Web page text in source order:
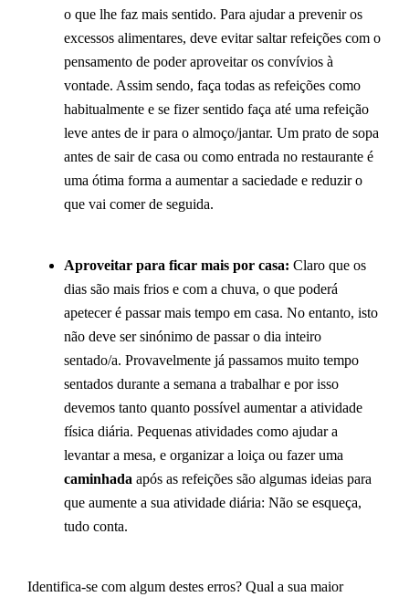
o que lhe faz mais sentido. Para ajudar a prevenir os
excessos alimentares, deve evitar saltar refeições com o
pensamento de poder aproveitar os convívios à
vontade. Assim sendo, faça todas as refeições como
habitualmente e se fizer sentido faça até uma refeição
leve antes de ir para o almoço/jantar. Um prato de sopa
antes de sair de casa ou como entrada no restaurante é
uma ótima forma a aumentar a saciedade e reduzir o
que vai comer de seguida.
Aproveitar para ficar mais por casa: Claro que os
dias são mais frios e com a chuva, o que poderá
apetecer é passar mais tempo em casa. No entanto, isto
não deve ser sinónimo de passar o dia inteiro
sentado/a. Provavelmente já passamos muito tempo
sentados durante a semana a trabalhar e por isso
devemos tanto quanto possível aumentar a atividade
física diária. Pequenas atividades como ajudar a
levantar a mesa, e organizar a loiça ou fazer uma
caminhada após as refeições são algumas ideias para
que aumente a sua atividade diária: Não se esqueça,
tudo conta.
Identifica-se com algum destes erros? Qual a sua maior